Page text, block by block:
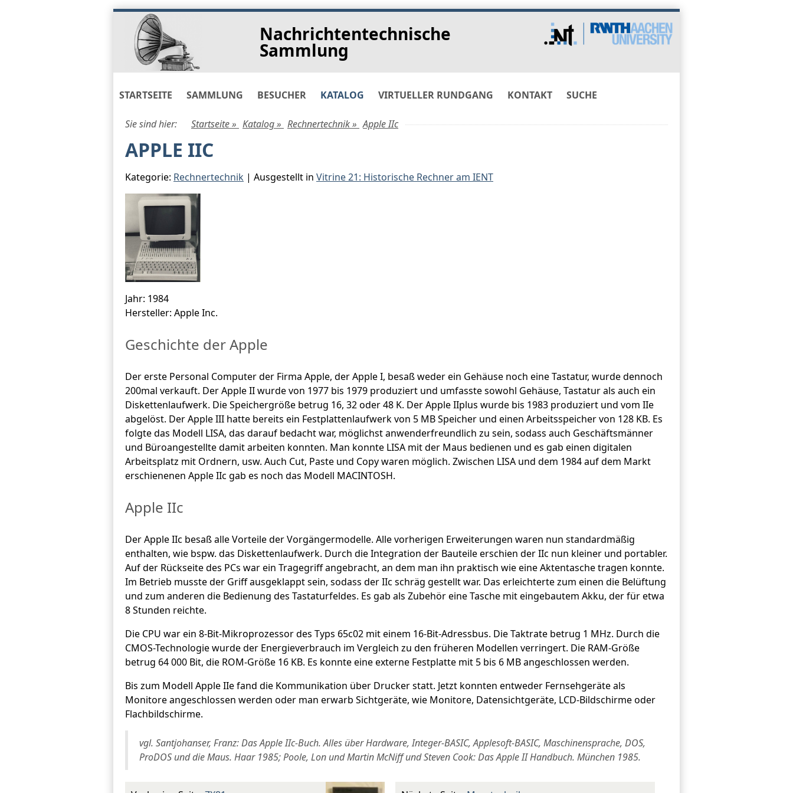
navigation
to
content
Nachrichtentechnische
Sammlung
STARTSEITE SAMMLUNG BESUCHER KATALOG VIRTUELLER RUNDGANG KONTAKT SUCHE
Sie sind hier: Startseite » Katalog » Rechnertechnik » Apple IIc
APPLE IIC
Kategorie: Rechnertechnik | Ausgestellt in Vitrine 21: Historische Rechner am IENT
Jahr: 1984
Hersteller: Apple Inc.
Geschichte der Apple
Der erste Personal Computer der Firma Apple, der Apple I, besaß weder ein Gehäuse noch eine Tastatur, wurde dennoch
200mal verkauft. Der Apple II wurde von 1977 bis 1979 produziert und umfasste sowohl Gehäuse, Tastatur als auch ein
Diskettenlaufwerk. Die Speichergröße betrug 16, 32 oder 48 K. Der Apple IIplus wurde bis 1983 produziert und vom IIe
abgelöst. Der Apple III hatte bereits ein Festplattenlaufwerk von 5 MB Speicher und einen Arbeitsspeicher von 128 KB. Es
folgte das Modell LISA, das darauf bedacht war, möglichst anwenderfreundlich zu sein, sodass auch Geschäftsmänner
und Büroangestellte damit arbeiten konnten. Man konnte LISA mit der Maus bedienen und es gab einen digitalen
Arbeitsplatz mit Ordnern, usw. Auch Cut, Paste und Copy waren möglich. Zwischen LISA und dem 1984 auf dem Markt
erschienenen Apple IIc gab es noch das Modell MACINTOSH.
Apple IIc
Der Apple IIc besaß alle Vorteile der Vorgängermodelle. Alle vorherigen Erweiterungen waren nun standardmäßig
enthalten, wie bspw. das Diskettenlaufwerk. Durch die Integration der Bauteile erschien der IIc nun kleiner und portabler.
Auf der Rückseite des PCs war ein Tragegriff angebracht, an dem man ihn praktisch wie eine Aktentasche tragen konnte.
Im Betrieb musste der Griff ausgeklappt sein, sodass der IIc schräg gestellt war. Das erleichterte zum einen die Belüftung
und zum anderen die Bedienung des Tastaturfeldes. Es gab als Zubehör eine Tasche mit eingebautem Akku, der für etwa
8 Stunden reichte.
Die CPU war ein 8-Bit-Mikroprozessor des Typs 65c02 mit einem 16-Bit-Adressbus. Die Taktrate betrug 1 MHz. Durch die
CMOS-Technologie wurde der Energieverbrauch im Vergleich zu den früheren Modellen verringert. Die RAM-Größe
betrug 64 000 Bit, die ROM-Größe 16 KB. Es konnte eine externe Festplatte mit 5 bis 6 MB angeschlossen werden.
Bis zum Modell Apple IIe fand die Kommunikation über Drucker statt. Jetzt konnten entweder Fernsehgeräte als
Monitore angeschlossen werden oder man erwarb Sichtgeräte, wie Monitore, Datensichtgeräte, LCD-Bildschirme oder
Flachbildschirme.
vgl. Santjohanser, Franz: Das Apple IIc-Buch. Alles über Hardware, Integer-BASIC, Applesoft-BASIC, Maschinensprache, DOS,
ProDOS und die Maus. Haar 1985; Poole, Lon und Martin McNiff und Steven Cook: Das Apple II Handbuch. München 1985.